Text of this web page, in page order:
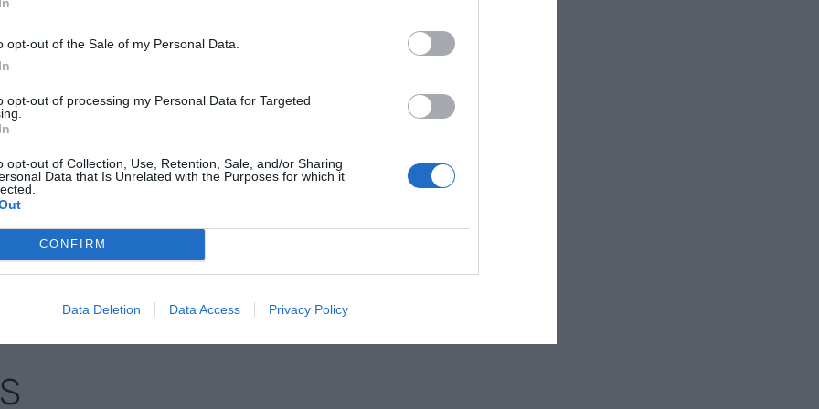
opt-out of the Sale of my Personal Data.
opt-out of processing my Personal Data for Targeted
opt-out of Collection, Use, Retention, Sale, and/or Sharing
Data that Is Unrelated with the Purposes for which it
CONFIRM
Data Deletion Data Access Privacy Policy
d'incertesa pel que fa al futur
la pandèmia, l'ocupació d'El Prat era del 95%,
van baixar. Ara que les terminals estan més
al Parlament de Catalunya molt properes, el
amb el projecte. La idea era construir una
un
gestionar la majoria de les operacions
preferida de Google de forma
d'actualitat
ACTIVAR ARA